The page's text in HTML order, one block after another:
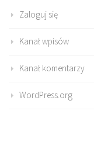
Zaloguj się
Kanał wpisów
Kanał komentarzy
WordPress.org